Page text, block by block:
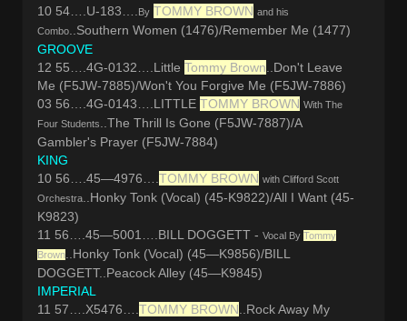
10 54….U-183….
By TOMMY BROWN and his
Combo
..Southern Women (1476)/Remember Me (1477)
GROOVE
12 55….4G-0132….Little Tommy Brown ..Don't Leave
Me (F5JW-7885)/Won't You Forgive Me (F5JW-7886)
03 56….4G-0143….LITTLE TOMMY BROWN With The
Four Students
..The Thrill Is Gone (F5JW-7887)/A
Gambler's Prayer (F5JW-7884)
KING
10 56….45—4976…. TOMMY BROWN with Clifford Scott
Orchestra
..Honky Tonk (Vocal) (45-K9822)/All I Want (45-
K9823)
11 56….45—5001….BILL DOGGETT - Vocal By Tommy
Brown
..Honky Tonk (Vocal) (45—K9856)/BILL
DOGGETT..Peacock Alley (45—K9845)
IMPERIAL
11 57….X5476…. TOMMY BROWN ..Rock Away My